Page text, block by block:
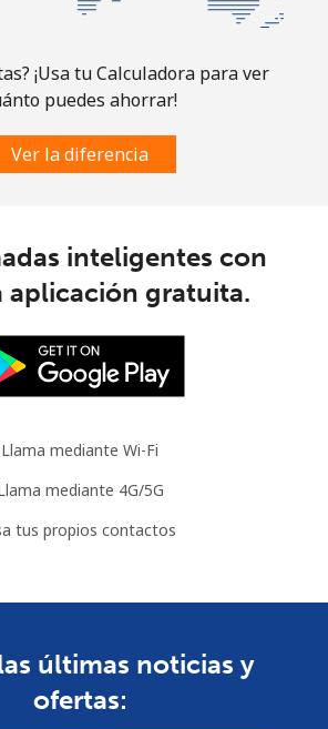
¡Usa tu Calculadora para ver
puedes ahorrar!
Ver la diferencia
inteligentes con
aplicación gratuita.
Llama mediante Wi-Fi
mediante 4G/5G
tus propios contactos
últimas noticias y
ofertas: